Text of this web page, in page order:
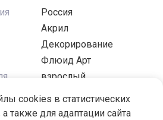
Россия
Акрил
Декорирование
Флюид Арт
взрослый
cookies в статистических
также для адаптации сайта